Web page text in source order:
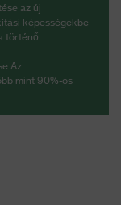
az új
képességekbe
történő
Az
mint 90%-os